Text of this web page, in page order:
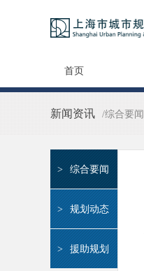
首页
新闻资讯 /综合要闻
> 综合要闻
> 规划动态
> 援助规划